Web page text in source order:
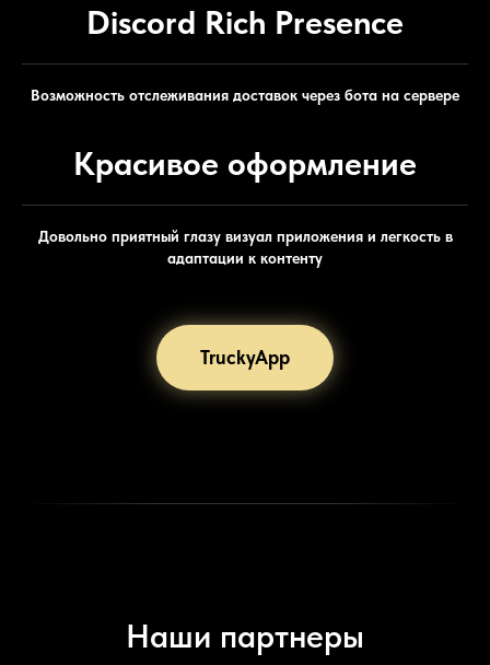
Discord Rich Presence
Возможность отслеживания доставок через бота на сервере
Красивое оформление
Довольно приятный глазу визуал приложения и легкость в
адаптации к контенту
TruckyApp
Наши партнеры